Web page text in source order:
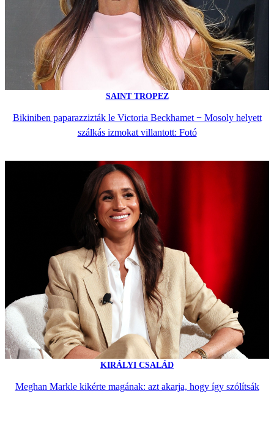
SAINT TROPEZ
Bikiniben paparazzizták le Victoria Beckhamet − Mosoly helyett
szálkás izmokat villantott: Fotó
KIRÁLYI CSALÁD
Meghan Markle kikérte magának: azt akarja, hogy így szólítsák